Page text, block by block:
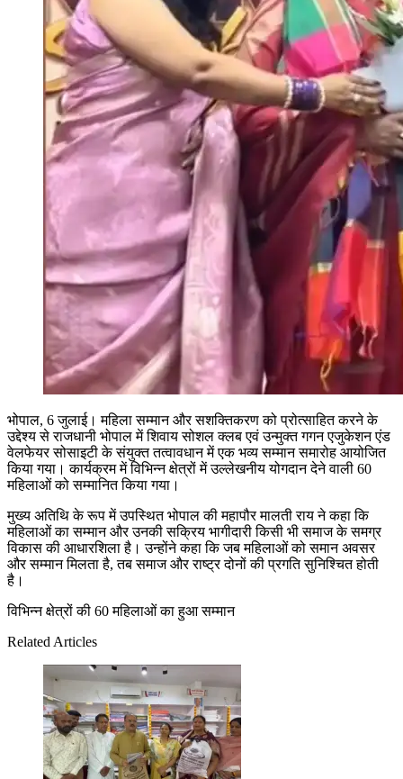
भोपाल, 6 जुलाई। महिला सम्मान और सशक्तिकरण को प्रोत्साहित करने के
उद्देश्य से राजधानी भोपाल में शिवाय सोशल क्लब एवं उन्मुक्त गगन एजुकेशन एंड
वेलफेयर सोसाइटी के संयुक्त तत्वावधान में एक भव्य सम्मान समारोह आयोजित
किया गया। कार्यक्रम में विभिन्न क्षेत्रों में उल्लेखनीय योगदान देने वाली 60
महिलाओं को सम्मानित किया गया।
मुख्य अतिथि के रूप में उपस्थित भोपाल की महापौर मालती राय ने कहा कि
महिलाओं का सम्मान और उनकी सक्रिय भागीदारी किसी भी समाज के समग्र
विकास की आधारशिला है। उन्होंने कहा कि जब महिलाओं को समान अवसर
और सम्मान मिलता है, तब समाज और राष्ट्र दोनों की प्रगति सुनिश्चित होती
है।
विभिन्न क्षेत्रों की 60 महिलाओं का हुआ सम्मान
Related Articles